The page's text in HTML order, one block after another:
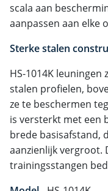
scala aan
aanpassen aan elke
Sterke stalen
HS-1014K leuningen
stalen profielen,
ze te beschermen
is versterkt met een
brede basisafstand,
aanzienlijk vergroot.
trainingsstangen